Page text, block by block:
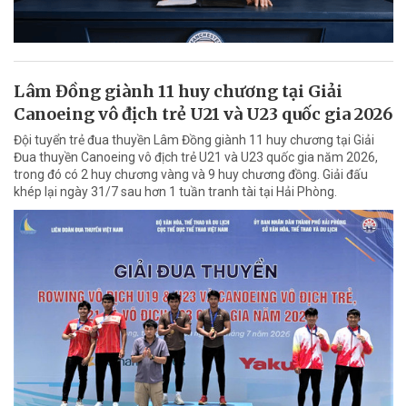
Lâm Đồng giành 11 huy chương tại Giải
Canoeing vô địch trẻ U21 và U23 quốc gia 2026
Đội tuyển trẻ đua thuyền Lâm Đồng giành 11 huy chương tại Giải
Đua thuyền Canoeing vô địch trẻ U21 và U23 quốc gia năm 2026,
trong đó có 2 huy chương vàng và 9 huy chương đồng. Giải đấu
khép lại ngày 31/7 sau hơn 1 tuần tranh tài tại Hải Phòng.